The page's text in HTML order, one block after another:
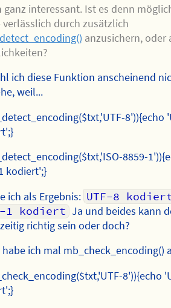
ganz interessant. Ist es denn
verlässlich durch zusätzlich
anzusichern, oder
ich diese Funktion anscheinend
weil...
8')){echo
8859-
kodiert';}
ich als Ergebnis: UTF-8
1 kodiert Ja und beides kann
richtig sein oder doch?
habe ich mal mb_check_encoding()
8')){echo